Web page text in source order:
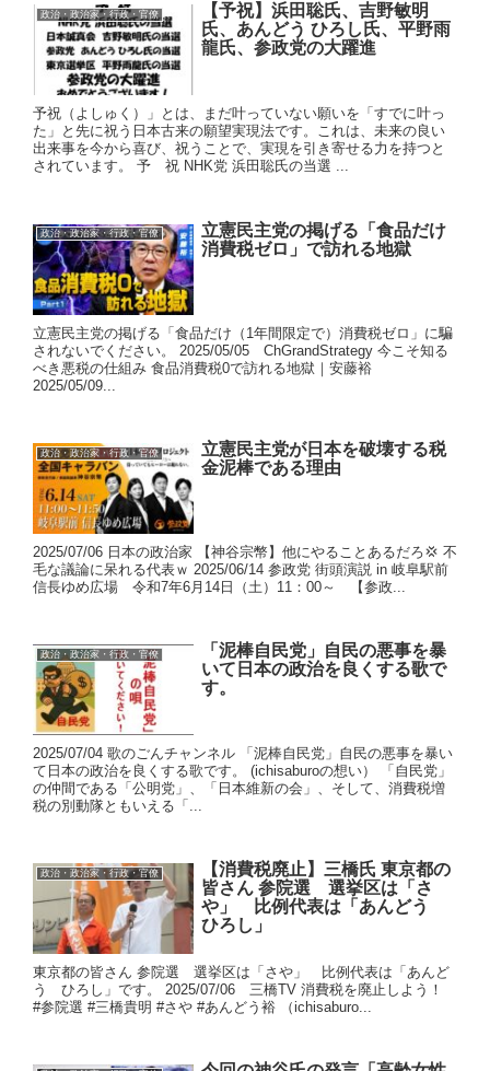
政治・政治家・行政・官僚
【予祝】浜田聡氏、吉野敏明
氏、あんどう ひろし氏、平野雨
龍氏、参政党の大躍進
予祝（よしゅく）」とは、まだ叶っていない願いを「すでに叶っ
た」と先に祝う日本古来の願望実現法です。これは、未来の良い
出来事を今から喜び、祝うことで、実現を引き寄せる力を持つと
されています。 予 祝 NHK党 浜田聡氏の当選 ...
政治・政治家・行政・官僚
立憲民主党の掲げる「食品だけ
消費税ゼロ」で訪れる地獄
立憲民主党の掲げる「食品だけ（1年間限定で）消費税ゼロ」に騙
されないでください。 2025/05/05 ChGrandStrategy 今こそ知る
べき悪税の仕組み 食品消費税0で訪れる地獄｜安藤裕
2025/05/09...
政治・政治家・行政・官僚
立憲民主党が日本を破壊する税
金泥棒である理由
2025/07/06 日本の政治家 【神谷宗幣】他にやることあるだろ💢 不
毛な議論に呆れる代表ｗ 2025/06/14 参政党 街頭演説 in 岐阜駅前
信長ゆめ広場 令和7年6月14日（土）11：00～ 【参政...
政治・政治家・行政・官僚
「泥棒自民党」自民の悪事を暴
いて日本の政治を良くする歌で
す。
2025/07/04 歌のごんチャンネル 「泥棒自民党」自民の悪事を暴い
て日本の政治を良くする歌です。 (ichisaburoの想い） 「自民党」
の仲間である「公明党」、「日本維新の会」、そして、消費税増
税の別動隊ともいえる「...
政治・政治家・行政・官僚
【消費税廃止】三橋氏 東京都の
皆さん 参院選 選挙区は「さ
や」 比例代表は「あんどう
ひろし」
東京都の皆さん 参院選 選挙区は「さや」 比例代表は「あんど
う ひろし」です。 2025/07/06 三橋TV 消費税を廃止しよう！
#参院選 #三橋貴明 #さや #あんどう裕 （ichisaburo...